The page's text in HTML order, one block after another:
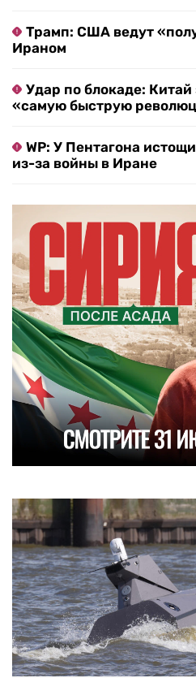
Трамп: США ведут
Ираном
Удар по блокаде: Китай
«самую быструю
WP: У Пентагона
из-за войны в Иране